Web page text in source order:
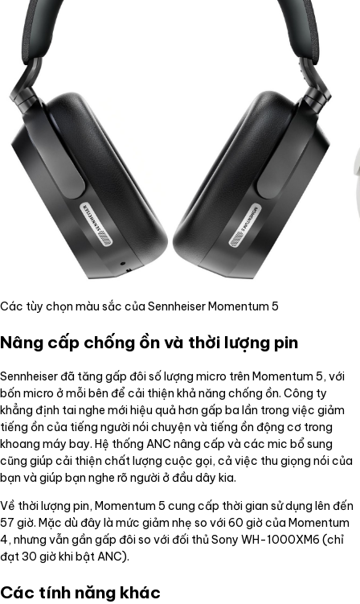
Các tùy chọn màu sắc của Sennheiser Momentum 5
Nâng cấp chống ồn và thời lượng pin
Sennheiser đã tăng gấp đôi số lượng micro trên Momentum 5, với
bốn micro ở mỗi bên để cải thiện khả năng chống ồn. Công ty
khẳng định tai nghe mới hiệu quả hơn gấp ba lần trong việc giảm
tiếng ồn của tiếng người nói chuyện và tiếng ồn động cơ trong
khoang máy bay. Hệ thống ANC nâng cấp và các mic bổ sung
cũng giúp cải thiện chất lượng cuộc gọi, cả việc thu giọng nói của
bạn và giúp bạn nghe rõ người ở đầu dây kia.
Về thời lượng pin, Momentum 5 cung cấp thời gian sử dụng lên đến
57 giờ. Mặc dù đây là mức giảm nhẹ so với 60 giờ của Momentum
4, nhưng vẫn gần gấp đôi so với đối thủ Sony WH-1000XM6 (chỉ
đạt 30 giờ khi bật ANC).
Các tính năng khác